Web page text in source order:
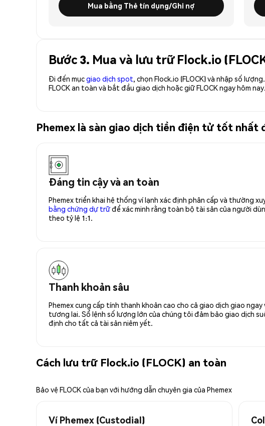
Mua bằng Thẻ tín dụng/Ghi nợ
Bước 3. Mua và lưu trữ Flock.io
Đi đến mụcgiao dịch spot, chọn Flock.io (FLOCK) và nhập số
FLOCK an toàn và bắt đầu giao dịch hoặc giữ FLOCK ngay hôm nay.
Phemex là sàn giao dịch tiền điện tử tốt nhất
Đáng tin cậy và an toàn
Phemex triển khai hệ thống ví lạnh xác định phân cấp và thường
bằng chứng dự trữđể xác minh rằng toàn bộ tài sản của người
theo tỷ lệ 1:1.
Thanh khoản sâu
Phemex cung cấp tính thanh khoản cao cho cả giao dịch giao ngay
tương lai. Sổ lệnh số lượng lớn của chúng tôi đảm bảo giao dịch
định cho tất cả tài sản niêm yết.
Cách lưu trữ Flock.io (FLOCK) an toàn
Bảo vệ FLOCK của bạn với hướng dẫn chuyên gia của Phemex
Ví Phemex (Custodial)